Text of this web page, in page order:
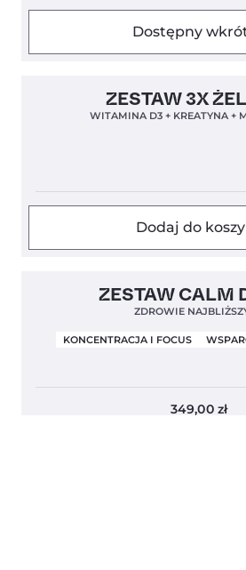
Dostępny
ZESTAW 3X
WITAMINA D3 + KREATYNA +
Dodaj do
ZESTAW CALM
ZDROWIE
KONCENTRACJA I FOCUS
349,00 zł